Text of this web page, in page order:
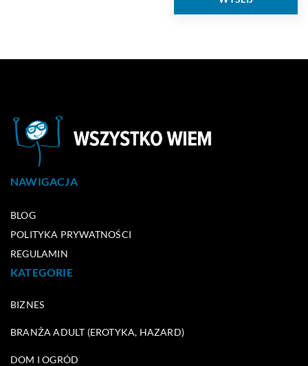
NAWIGACJA
BLOG
POLITYKA PRYWATNOŚCI
REGULAMIN
KATEGORIE
BIZNES
BRANŻA ADULT (EROTYKA, HAZARD)
DOM I OGRÓD